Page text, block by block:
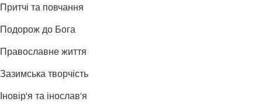
Притчі та повчання
Подорож до Бога
Православне життя
Зазимська творчість
Іновір'я та інослав'я